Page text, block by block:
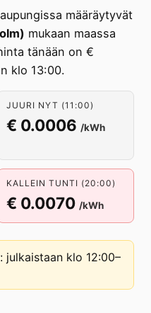
määräytyvät
mukaan maassa
tänään on €
klo 13:00.
JUURI NYT (11:00)
€ 0.0006 /kWh
KALLEIN TUNTI (20:00)
€ 0.0070 /kWh
: julkaistaan klo 12:00–